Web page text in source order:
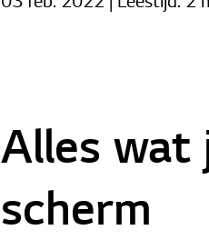
Alles wat
scherm